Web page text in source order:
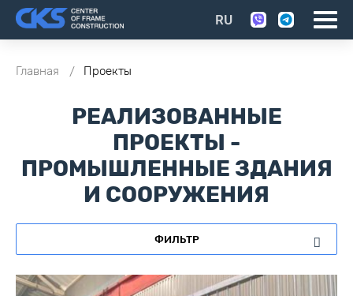
RU
Главная Проекты
РЕАЛИЗОВАННЫЕ
ПРОЕКТЫ -
ПРОМЫШЛЕННЫЕ ЗДАНИЯ
И СООРУЖЕНИЯ
ФИЛЬТР